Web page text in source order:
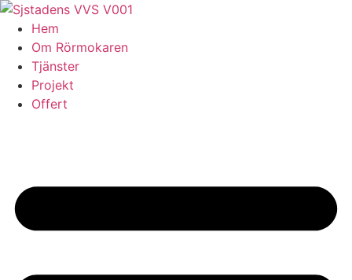
Skip
content
Hem
Om Rörmokaren
Tjänster
Projekt
Offert